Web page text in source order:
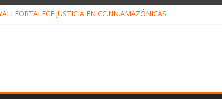
FORTALECE JUSTICIA EN CC.NN.AMAZÓNICAS